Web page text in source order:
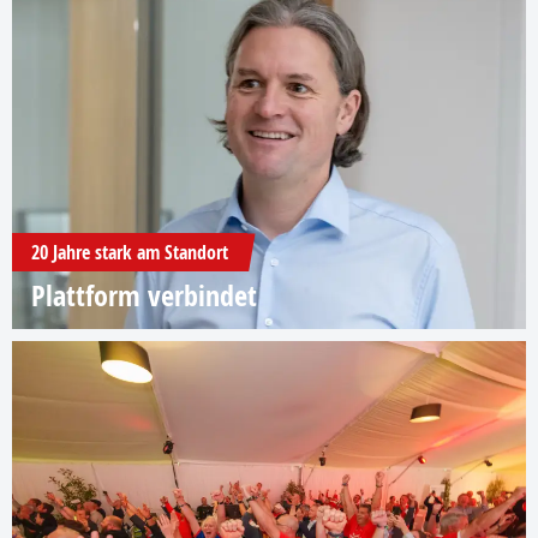
20 Jahre stark am Standort
Plattform verbindet